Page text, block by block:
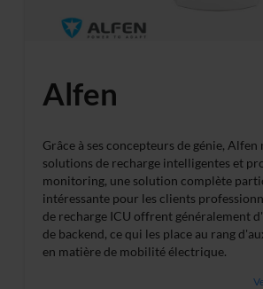
Alfen
Grâce à ses concepteurs de génie, Alfen
solutions de recharge intelligentes et
monitoring, une solution complète
intéressante pour les clients
de recharge ICU offrent généralement
de backend, ce qui les place au rang
en matière de mobilité électrique.